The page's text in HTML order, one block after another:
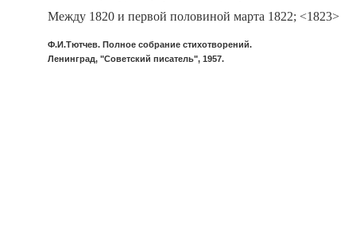
Между 1820 и первой половиной марта 1822; <1823>
Ф.И.Тютчев. Полное собрание стихотворений.
Ленинград, "Советский писатель", 1957.